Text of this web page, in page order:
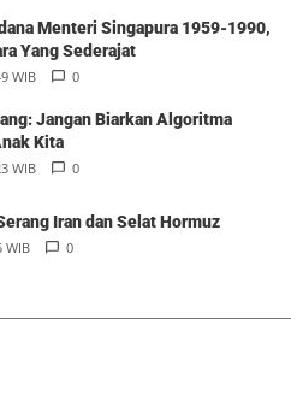
Yang Sederajat
WIB 0
Jangan Biarkan Algoritma
Kita
WIB 0
Iran dan Selat Hormuz
WIB 0